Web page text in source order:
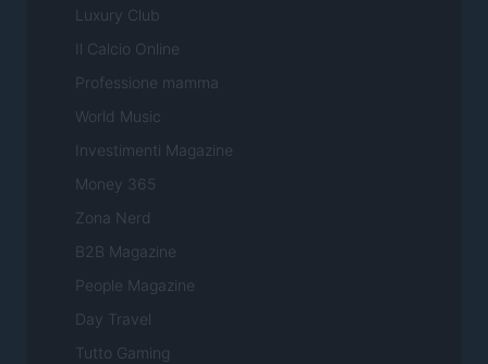
Luxury Club
Il Calcio Online
Professione mamma
World Music
Investimenti Magazine
Money 365
Zona Nerd
B2B Magazine
People Magazine
Day Travel
Tutto Gaming